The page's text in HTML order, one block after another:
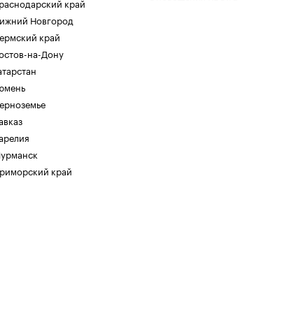
край
Новгород
край
на-Дону
край